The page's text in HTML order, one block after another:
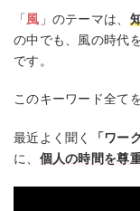
「風 」のテーマは、
の中でも、風の時代
です。
このキーワード全て
最近よく聞く 「ワー
に、 個人の時間を尊